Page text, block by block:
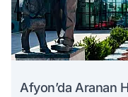
Afyon’da Aranan